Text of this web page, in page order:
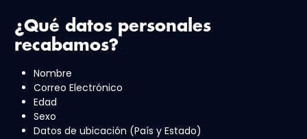
¿Qué datos personales
recabamos?
Nombre
Correo Electrónico
Edad
Sexo
Datos de ubicación (País y Estado)